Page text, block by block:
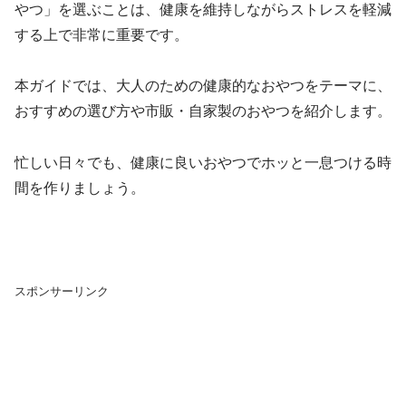
やつ」を選ぶことは、健康を維持しながらストレスを軽減
する上で非常に重要です。
本ガイドでは、大人のための健康的なおやつをテーマに、
おすすめの選び方や市販・自家製のおやつを紹介します。
忙しい日々でも、健康に良いおやつでホッと一息つける時
間を作りましょう。
スポンサーリンク